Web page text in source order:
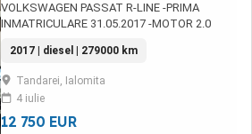
VOLKSWAGEN PASSAT R-LINE -PRIMA
INMATRICULARE 31.05.2017 -MOTOR 2.0
CUTIE AUTOMATA DSG -MODEL DEOSEBIT
PACHET DE FABRICA R LINE -ELEMENTE DE
CAROSERIE BLACK -INTERIOR CU SCAUNE
SPORT -TAPISERIE IN PIELE PERFORATA -
INCALZIRE SCAUNE VENTILATIE -MEMORIE ...
2017 | diesel | 279000 km
Tandarei, Ialomita
4 iulie
12 750 EUR